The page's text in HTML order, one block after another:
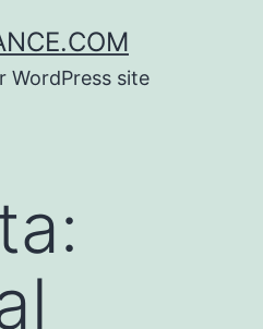
WordPress site